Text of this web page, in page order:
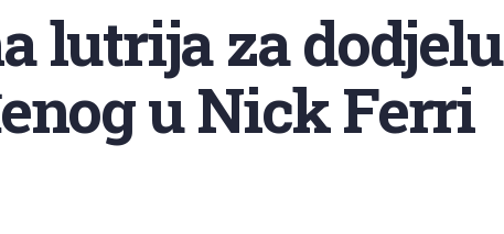
lutrija za dodjelu
u Nick Ferri